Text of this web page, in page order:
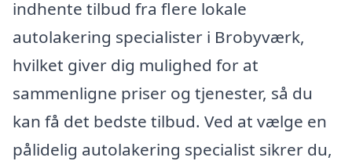
indhente tilbud fra flere lokale
autolakering specialister i Brobyværk,
hvilket giver dig mulighed for at
sammenligne priser og tjenester, så du
kan få det bedste tilbud. Ved at vælge en
pålidelig autolakering specialist sikrer du,